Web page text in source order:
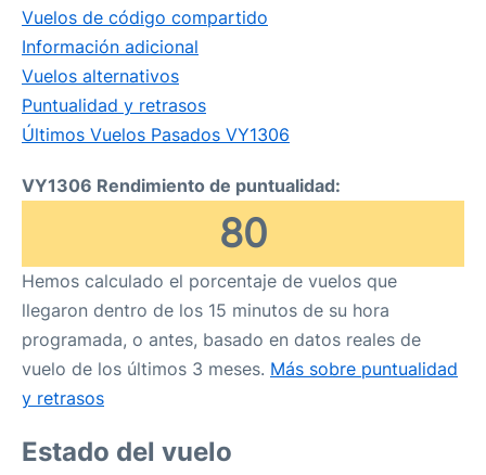
Vuelos de código compartido
Información adicional
Vuelos alternativos
Puntualidad y retrasos
Últimos Vuelos Pasados VY1306
VY1306 Rendimiento de puntualidad:
80
Hemos calculado el porcentaje de vuelos que
llegaron dentro de los 15 minutos de su hora
programada, o antes, basado en datos reales de
vuelo de los últimos 3 meses. Más sobre puntualidad
y retrasos
Estado del vuelo